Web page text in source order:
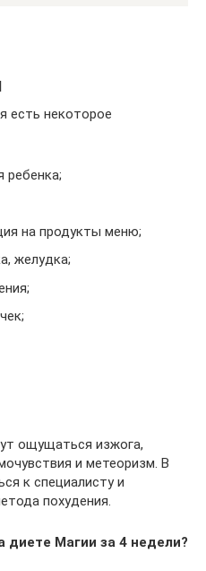
есть некоторое
ребенка;
на продукты меню;
желудка;
ощущаться изжога,
и метеоризм. В
к специалисту и
похудения.
диете Магии за 4 недели?